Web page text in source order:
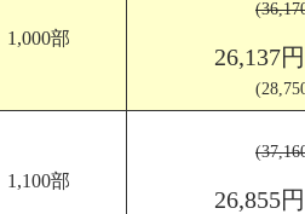
1,000部
26,137
1,100部
26,855